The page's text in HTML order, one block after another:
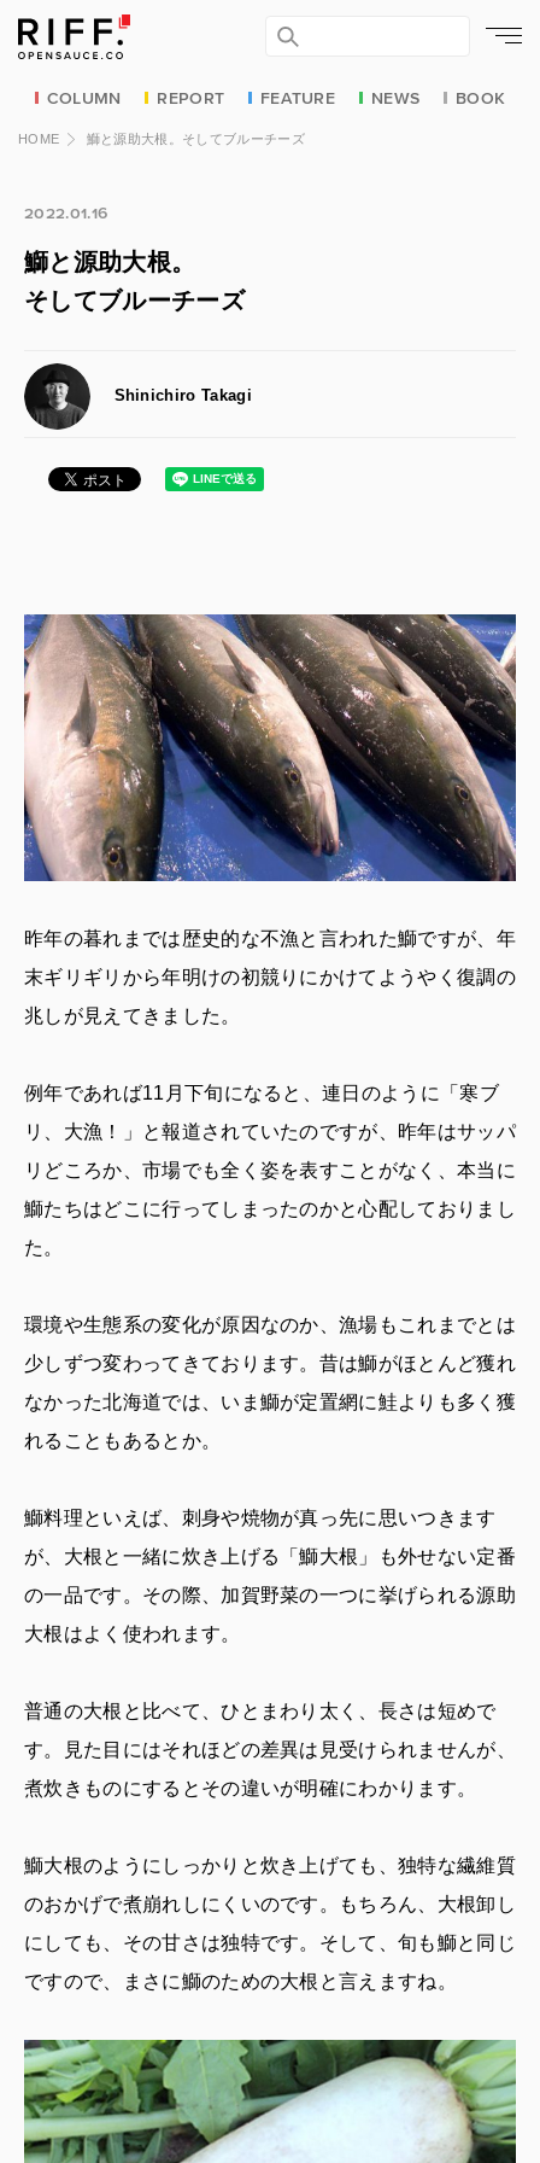
COLUMN REPORT FEATURE NEWS BOOK
HOME 鰤と源助大根。そしてブルーチーズ
2022.01.16
鰤と源助大根。
そしてブルーチーズ
Shinichiro Takagi
昨年の暮れまでは歴史的な不漁と言われた鰤ですが、年
末ギリギリから年明けの初競りにかけてようやく復調の
兆しが見えてきました。
例年であれば11月下旬になると、連日のように「寒ブ
リ、大漁！」と報道されていたのですが、昨年はサッパ
リどころか、市場でも全く姿を表すことがなく、本当に
鰤たちはどこに行ってしまったのかと心配しておりまし
た。
環境や生態系の変化が原因なのか、漁場もこれまでとは
少しずつ変わってきております。昔は鰤がほとんど獲れ
なかった北海道では、いま鰤が定置網に鮭よりも多く獲
れることもあるとか。
鰤料理といえば、刺身や焼物が真っ先に思いつきます
が、大根と一緒に炊き上げる「鰤大根」も外せない定番
の一品です。その際、加賀野菜の一つに挙げられる源助
大根はよく使われます。
普通の大根と比べて、ひとまわり太く、長さは短めで
す。見た目にはそれほどの差異は見受けられませんが、
煮炊きものにするとその違いが明確にわかります。
鰤大根のようにしっかりと炊き上げても、独特な繊維質
のおかげで煮崩れしにくいのです。もちろん、大根卸し
にしても、その甘さは独特です。そして、旬も鰤と同じ
ですので、まさに鰤のための大根と言えますね。